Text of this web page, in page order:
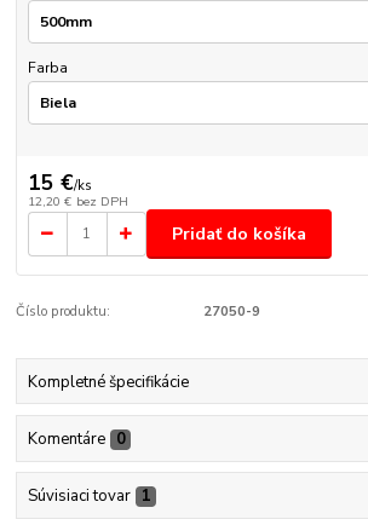
Farba
15 €/ks
12,20 € bez DPH
Pridať do košíka
Číslo produktu: 27050-9
Kompletné špecifikácie
Komentáre 0
Súvisiaci tovar 1